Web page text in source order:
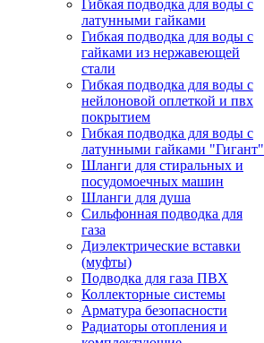
Гибкая подводка для воды с
латунными гайками
Гибкая подводка для воды с
гайками из нержавеющей
стали
Гибкая подводка для воды с
нейлоновой оплеткой и пвх
покрытием
Гибкая подводка для воды с
латунными гайками "Гигант"
Шланги для стиральных и
посудомоечных машин
Шланги для душа
Сильфонная подводка для
газа
Диэлектрические вставки
(муфты)
Подводка для газа ПВХ
Коллекторные системы
Арматура безопасности
Радиаторы отопления и